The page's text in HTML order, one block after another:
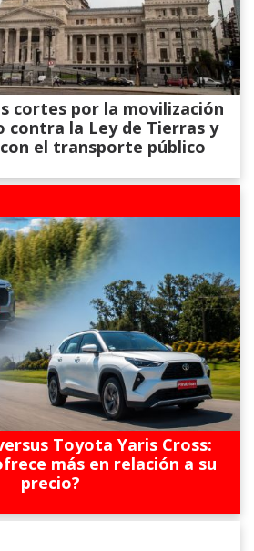
cortes por la movilización
contra la Ley de Tierras y
el transporte público
Toyota Yaris Cross:
más en relación a su
precio?